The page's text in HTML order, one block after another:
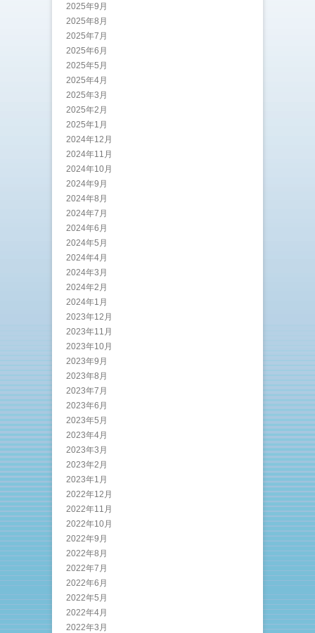
2025年9月
2025年8月
2025年7月
2025年6月
2025年5月
2025年4月
2025年3月
2025年2月
2025年1月
2024年12月
2024年11月
2024年10月
2024年9月
2024年8月
2024年7月
2024年6月
2024年5月
2024年4月
2024年3月
2024年2月
2024年1月
2023年12月
2023年11月
2023年10月
2023年9月
2023年8月
2023年7月
2023年6月
2023年5月
2023年4月
2023年3月
2023年2月
2023年1月
2022年12月
2022年11月
2022年10月
2022年9月
2022年8月
2022年7月
2022年6月
2022年5月
2022年4月
2022年3月